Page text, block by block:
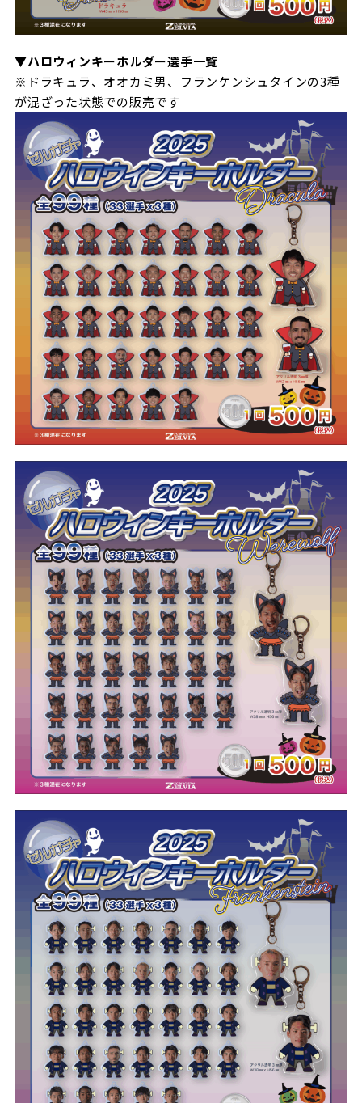
▼ハロウィンキーホルダー選手一覧
※ドラキュラ、オオカミ男、フランケンシュタインの3種
が混ざった状態での販売です